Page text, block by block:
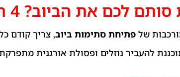
את הביוב? 4 הגורמים המרכזיים
שלפתיחת סתימות ביוב, צריך קודם
להעביר נוזלים ופסולת אורגנית